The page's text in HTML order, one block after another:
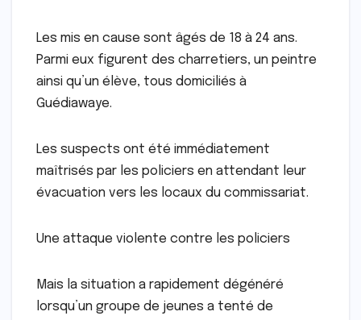
Les mis en cause sont âgés de 18 à 24 ans.
Parmi eux figurent des charretiers, un peintre
ainsi qu’un élève, tous domiciliés à
Guédiawaye.
Les suspects ont été immédiatement
maîtrisés par les policiers en attendant leur
évacuation vers les locaux du commissariat.
Une attaque violente contre les policiers
Mais la situation a rapidement dégénéré
lorsqu’un groupe de jeunes a tenté de